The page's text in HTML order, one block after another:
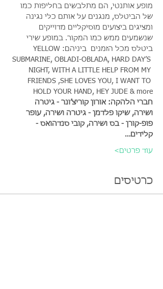
מופע אותנטי, הם מתלבשים בחליפות כמו
של הביטלס, מנגנים על אותם כלי נגינה
ומציגים ביצועים מוסיקליים מדוייקים
שנשמעים ממש כמו המקור. במופע שירי
ביטלס מכל הזמנים  ביניהם:YELLOW
SUBMARINE, OBLADI-OBLADA, HARD DAY’S
NIGHT, WITH A LITTLE HELP FROM MY
FRIENDS ,SHE LOVES YOU, I WANT TO
HOLD YOUR HAND, HEY JUDE & more
חברי הלהקה: אורון קוריצ’ונר - גיטרה
ושירה, שיקו פלדמן - גיטרה ושירה, עופר
פופ-קורן - בס ושירה, קובי סנדהואס -
קלידים…
עוד פרטים>
כרטיסים